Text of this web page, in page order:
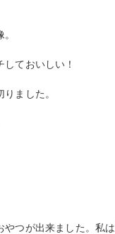
ておいしい！
ました。
やつが出来ました。私は